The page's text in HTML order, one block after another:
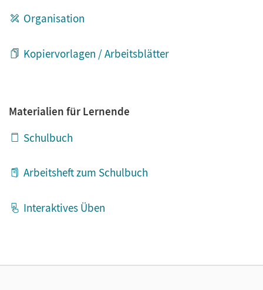
Organisation
Kopiervorlagen / Arbeitsblätter
Materialien für Lernende
Schulbuch
Arbeitsheft zum Schulbuch
Interaktives Üben